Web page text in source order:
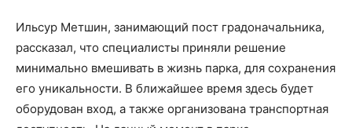
Ильсур Метшин, занимающий пост градоначальника,
рассказал, что специалисты приняли решение
минимально вмешивать в жизнь парка, для сохранения
его уникальности. В ближайшее время здесь будет
оборудован вход, а также организована транспортная